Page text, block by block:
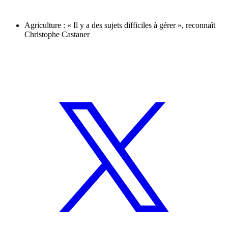
Agriculture : « Il y a des sujets difficiles à gérer », reconnaît
Christophe Castaner